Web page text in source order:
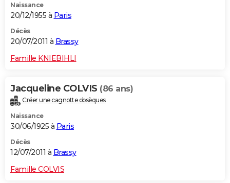
Naissance
20/12/1955 à Paris
Décès
20/07/2011 à Brassy
Famille KNIEBIHLI
Jacqueline COLVIS (86 ans)
Créer une cagnotte obsèques
Naissance
30/06/1925 à Paris
Décès
12/07/2011 à Brassy
Famille COLVIS